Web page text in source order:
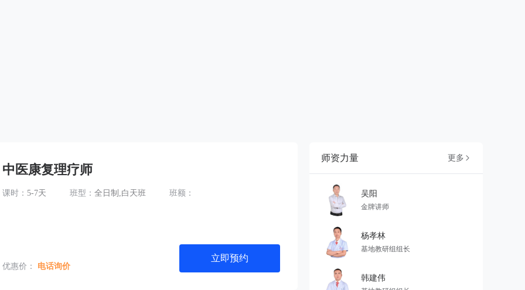
中医康复理疗师
课时： 5-7天 班型： 全日制,白天班 班额：
优惠价： 电话询价
立即预约
师资力量 更多 
吴阳
金牌讲师
杨孝林
基地教研组组长
韩建伟